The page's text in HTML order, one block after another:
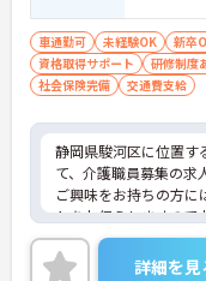
車通勤可 未経験OK 新卒
資格取得サポート
研修制度
社会保険完備
交通費支給
静岡県駿河区に位置す
て、介護職員募集の求
ご興味をお持ちの方に
トをお伝えしますので
いませ。
詳細を見